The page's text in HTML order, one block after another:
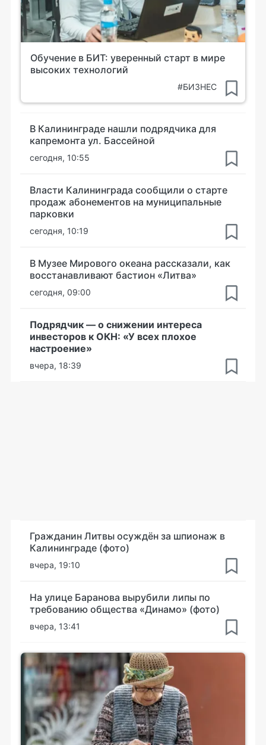
Обучение в БИТ: уверенный старт в мире
высоких технологий
#БИЗНЕС
В Калининграде нашли подрядчика для
капремонта ул. Бассейной
сегодня, 10:55
Власти Калининграда сообщили о старте
продаж абонементов на муниципальные
парковки
сегодня, 10:19
В Музее Мирового океана рассказали, как
восстанавливают бастион «Литва»
сегодня, 09:00
Подрядчик — о снижении интереса
инвесторов к ОКН: «У всех плохое
настроение»
вчера, 18:39
Гражданин Литвы осуждён за шпионаж в
Калининграде (фото)
вчера, 19:10
На улице Баранова вырубили липы по
требованию общества «Динамо» (фото)
вчера, 13:41